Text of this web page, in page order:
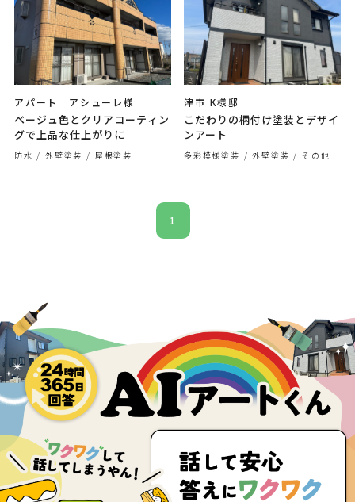
アパート アシューレ様
ベージュ色とクリアコーティン
グで上品な仕上がりに
防水 外壁塗装 屋根塗装
津市 K様邸
こだわりの柄付け塗装とデザイ
ンアート
多彩模様塗装 外壁塗装 その他
1